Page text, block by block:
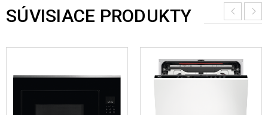
SÚVISIACE PRODUKTY